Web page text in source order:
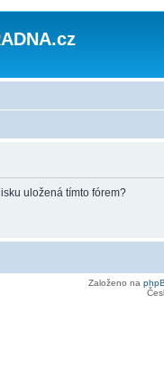
uložená tímto fórem?
Založeno na